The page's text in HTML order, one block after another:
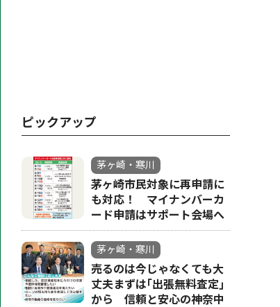
ピックアップ
茅ヶ崎・寒川
茅ヶ崎市民対象に再申請に
も対応！ マイナンバーカ
ード申請はサポート会場へ
茅ヶ崎・寒川
売るのは今じゃなくても大
丈夫まずは｢出張無料査定｣
から 信頼と安心の神奈中